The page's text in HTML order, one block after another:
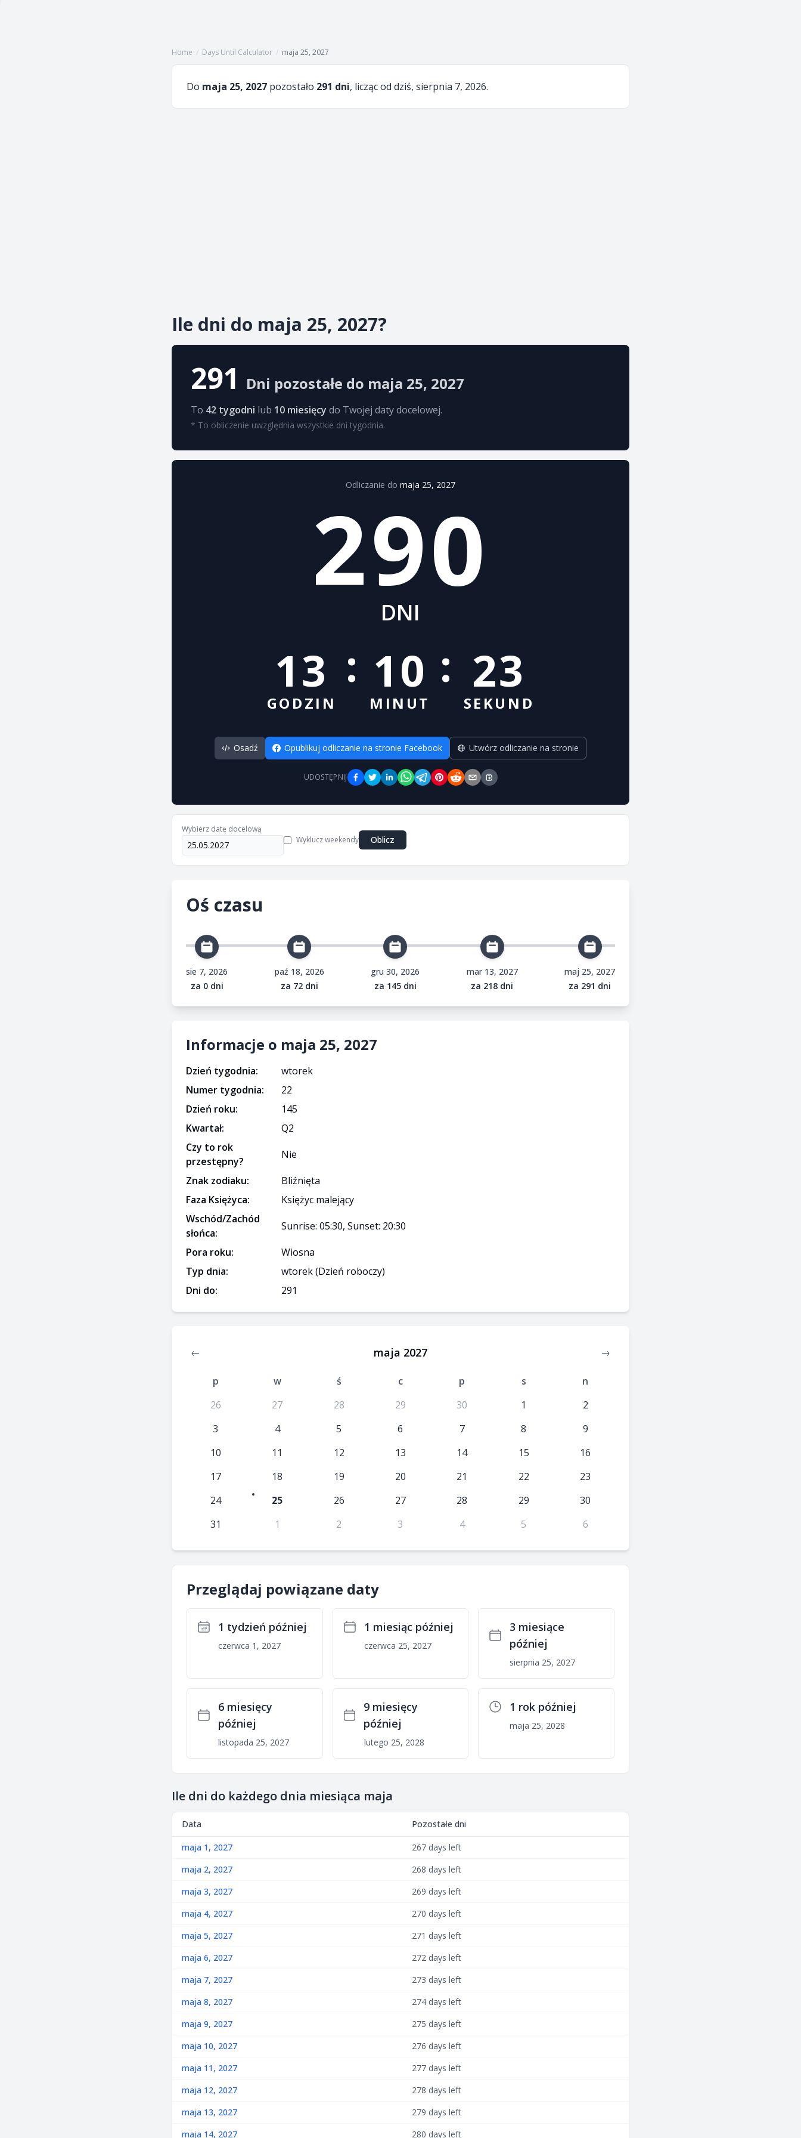
Home / Days Until Calculator / maja 25, 2027
Do maja 25, 2027 pozostało 291 dni, licząc od dziś, sierpnia 7, 2026.
Ile dni do maja 25, 2027?
291 Dni pozostałe do maja 25, 2027
To 42 tygodni lub 10 miesięcy do Twojej daty docelowej.
* To obliczenie uwzględnia wszystkie dni tygodnia.
Odliczanie do maja 25, 2027
290
DNI
13
GODZIN
: 10
MINUT
: 22
SEKUND
Osadź Opublikuj odliczanie na stronie Facebook Utwórz odliczanie na stronie
UDOSTĘPNIJ
Wybierz datę docelową
Wyklucz weekendy
Oblicz
Oś czasu
sie 7, 2026
za 0 dni
paź 18, 2026
za 72 dni
gru 30, 2026
za 145 dni
mar 13, 2027
za 218 dni
maj 25, 2027
za 291 dni
Informacje o maja 25, 2027
Dzień tygodnia:
wtorek
Numer tygodnia:
22
Dzień roku:
145
Kwartał:
Q2
Czy to rok
przestępny?
Nie
Znak zodiaku:
Bliźnięta
Faza Księżyca:
Księżyc malejący
Wschód/Zachód
słońca:
Sunrise: 05:30, Sunset: 20:30
Pora roku:
Wiosna
Typ dnia:
wtorek(Dzień roboczy)
Dni do:
291
← maja 2027 →
p w ś c p s
n
26
27 28 29 30 1
2
3
4 5 6 7 8
9
10
11 12 13 14 15
16
17
18 19 20 21 22
23
24
25 26 27 28 29
30
31
1 2 3 4 5 6
Przeglądaj powiązane daty
1 tydzień później
czerwca 1, 2027
1 miesiąc później
czerwca 25, 2027
3 miesiące
później
sierpnia 25, 2027
6 miesięcy
później
listopada 25, 2027
9 miesięcy
później
lutego 25, 2028
1 rok później
maja 25, 2028
Ile dni do każdego dnia miesiąca maja
Data Pozostałe dni
maja 1, 2027
267 days left
maja 2, 2027
268 days left
maja 3, 2027
269 days left
maja 4, 2027
270 days left
maja 5, 2027
271 days left
maja 6, 2027
272 days left
maja 7, 2027
273 days left
maja 8, 2027
274 days left
maja 9, 2027
275 days left
maja 10, 2027
276 days left
maja 11, 2027
277 days left
maja 12, 2027
278 days left
maja 13, 2027
279 days left
maja 14, 2027
280 days left